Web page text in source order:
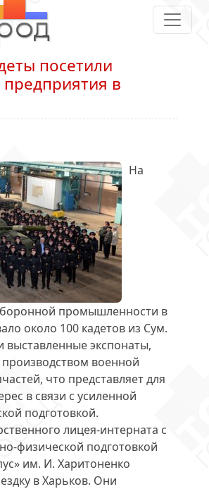
посетили
в
На
промышленности в
около 100 кадетов из Сум.
выставленные экспонаты,
военной
что представляет для
в связи с усиленной
подготовкой.
лицея-интерната с
физической подготовкой
им. И. Харитоненко
в Харьков. Они